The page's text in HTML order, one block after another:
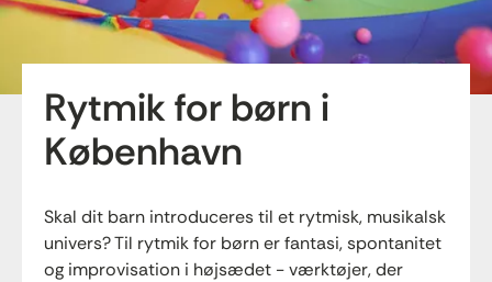
Rytmik for børn i
København
Skal dit barn introduceres til et rytmisk, musikalsk
univers? Til rytmik for børn er fantasi, spontanitet
og improvisation i højsædet - værktøjer, der